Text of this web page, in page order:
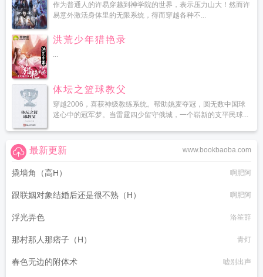
作为普通人的许易穿越到神学院的世界，表示压力山大！然而许
易意外激活身体里的无限系统，得而穿越各种不...
洪荒少年猎艳录
...
体坛之篮球教父
穿越2006，喜获神级教练系统。帮助姚麦夺冠，圆无数中国球
迷心中的冠军梦。当雷霆四少留守俄城，一个崭新的支平民球...
www.bookbaoba.com
最新更新
撬墙角（高H） 啊肥阿
跟联姻对象结婚后还是很不熟（H） 啊肥阿
浮光弄色 洛笙辞
那村那人那痞子（H） 青灯
春色无边的附体术 嘘别出声